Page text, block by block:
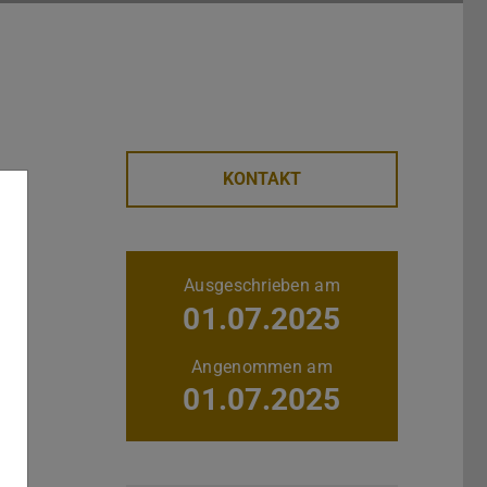
KONTAKT
Ausgeschrieben am
01.07.2025
Angenommen am
01.07.2025